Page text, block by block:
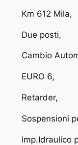
Km 612 Mila,
Due posti,
Cambio
EURO 6,
Retarder,
Sospensioni
Imp.Idraulico